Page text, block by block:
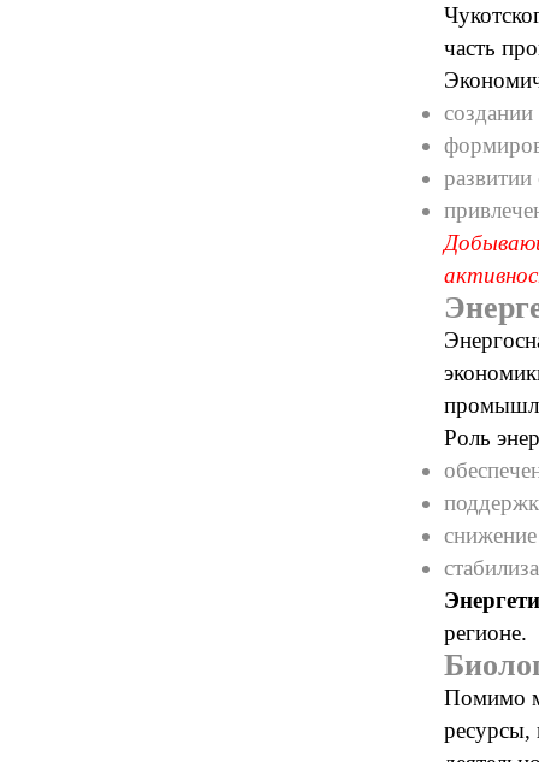
часть
Роль
регионе.
Помимо
ресурсы,